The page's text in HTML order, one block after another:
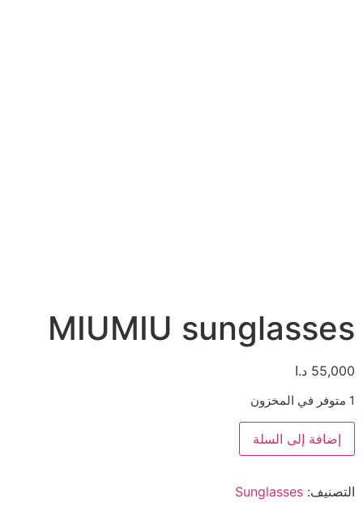
MIUMIU sunglasses
55,000 د.ا
1 متوفر في المخزون
إضافة إلى السلة
التصنيف: Sunglasses